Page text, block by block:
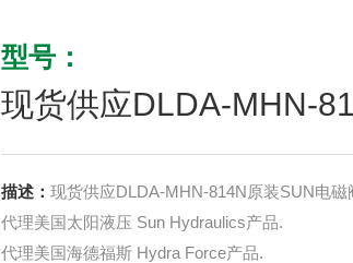
型号：
现货供应DLDA-MHN-
描述： 现货供应DLDA-MHN-814N原装SUN电磁
代理美国太阳液压 Sun Hydraulics产品.
代理美国海德福斯 Hydra Force产品.